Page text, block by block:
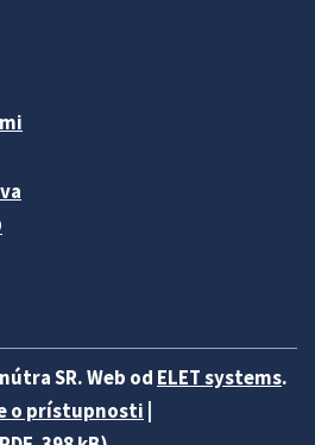
SR. Web od ELET systems.
o prístupnosti